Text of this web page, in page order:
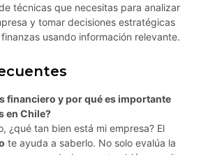
técnicas que necesitas para analizar
y tomar decisiones estratégicas
usando información relevante.
financiero y por qué es importante
en Chile?
¿qué tan bien está mi empresa? El
te ayuda a saberlo. No solo evalúa la